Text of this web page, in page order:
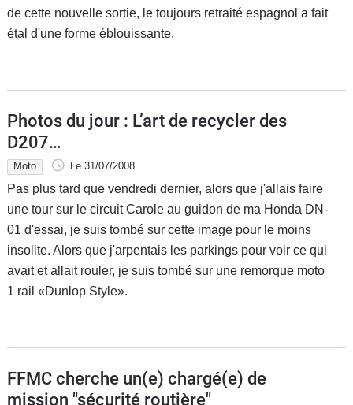
de cette nouvelle sortie, le toujours retraité espagnol a fait
étal d'une forme éblouissante.
Photos du jour : L’art de recycler des
D207…
Moto Le 31/07/2008
Pas plus tard que vendredi dernier, alors que j'allais faire
une tour sur le circuit Carole au guidon de ma Honda DN-
01 d'essai, je suis tombé sur cette image pour le moins
insolite. Alors que j'arpentais les parkings pour voir ce qui
avait et allait rouler, je suis tombé sur une remorque moto
1 rail «Dunlop Style».
FFMC cherche un(e) chargé(e) de
mission "sécurité routière"